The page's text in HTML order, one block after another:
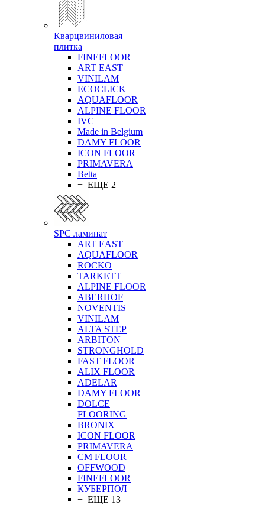
Кварцвиниловая
плитка
FINEFLOOR
ART EAST
VINILAM
ECOCLICK
AQUAFLOOR
ALPINE FLOOR
IVC
Made in Belgium
DAMY FLOOR
ICON FLOOR
PRIMAVERA
Betta
+ ЕЩЕ 2
SPC ламинат
ART EAST
AQUAFLOOR
ROCKO
TARKETT
ALPINE FLOOR
ABERHOF
NOVENTIS
VINILAM
ALTA STEP
ARBITON
STRONGHOLD
FAST FLOOR
ALIX FLOOR
ADELAR
DAMY FLOOR
DOLCE
FLOORING
BRONIX
ICON FLOOR
PRIMAVERA
CM FLOOR
OFFWOOD
FINEFLOOR
КУБЕРПОЛ
+ ЕЩЕ 13